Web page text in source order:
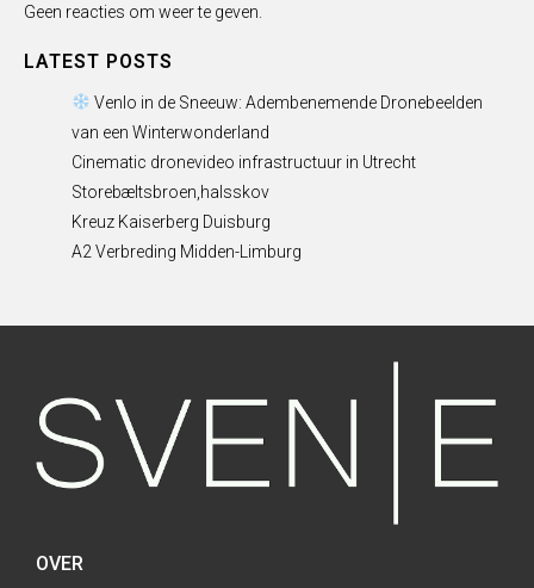
Geen reacties om weer te geven.
LATEST POSTS
Venlo in de Sneeuw: Adembenemende Dronebeelden
van een Winterwonderland
Cinematic dronevideo infrastructuur in Utrecht
Storebæltsbroen,halsskov
Kreuz Kaiserberg Duisburg
A2 Verbreding Midden-Limburg
OVER